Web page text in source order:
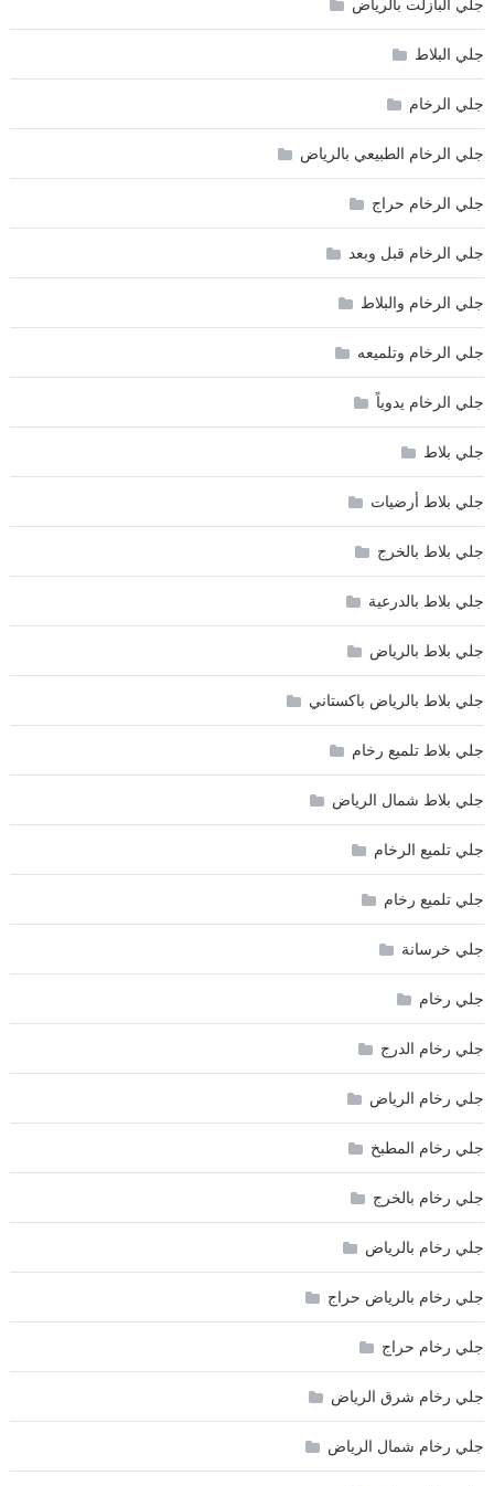
جلي البازلت بالرياض
جلي البلاط
جلي الرخام
جلي الرخام الطبيعي بالرياض
جلي الرخام حراج
جلي الرخام قبل وبعد
جلي الرخام والبلاط
جلي الرخام وتلميعه
جلي الرخام يدوياً
جلي بلاط
جلي بلاط أرضيات
جلي بلاط بالخرج
جلي بلاط بالدرعية
جلي بلاط بالرياض
جلي بلاط بالرياض باكستاني
جلي بلاط تلميع رخام
جلي بلاط شمال الرياض
جلي تلميع الرخام
جلي تلميع رخام
جلي خرسانة
جلي رخام
جلي رخام الدرج
جلي رخام الرياض
جلي رخام المطبخ
جلي رخام بالخرج
جلي رخام بالرياض
جلي رخام بالرياض حراج
جلي رخام حراج
جلي رخام شرق الرياض
جلي رخام شمال الرياض